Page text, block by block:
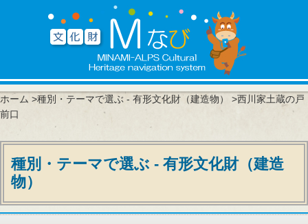
ホーム >種別・テーマで選ぶ - 有形文化財（建造物）
>西川家土蔵の戸
前口
種別・テーマで選ぶ - 有形文化財（建造
物）